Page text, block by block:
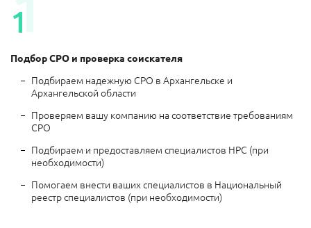
1
Подбор СРО и проверка соискателя
Подбираем надежную СРО в Архангельске и
Архангельской области
Проверяем вашу компанию на соответствие требованиям
СРО
Подбираем и предоставляем специалистов НРС (при
необходимости)
Помогаем внести ваших специалистов в Национальный
реестр специалистов (при необходимости)